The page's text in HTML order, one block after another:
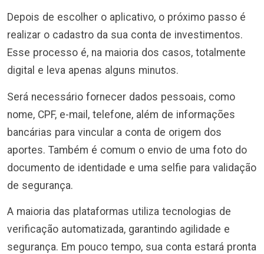
Depois de escolher o aplicativo, o próximo passo é
realizar o cadastro da sua conta de investimentos.
Esse processo é, na maioria dos casos, totalmente
digital e leva apenas alguns minutos.
Será necessário fornecer dados pessoais, como
nome, CPF, e-mail, telefone, além de informações
bancárias para vincular a conta de origem dos
aportes. Também é comum o envio de uma foto do
documento de identidade e uma selfie para validação
de segurança.
A maioria das plataformas utiliza tecnologias de
verificação automatizada, garantindo agilidade e
segurança. Em pouco tempo, sua conta estará pronta